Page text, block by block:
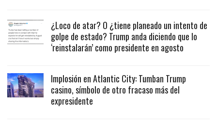
¿Loco de atar? O ¿tiene planeado un intento de
golpe de estado? Trump anda diciendo que lo
‘reinstalarán’ como presidente en agosto
Implosión en Atlantic City: Tumban Trump
casino, símbolo de otro fracaso más del
expresidente